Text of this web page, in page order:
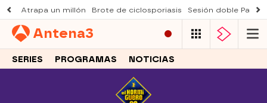
Atrapa un millón Brote de ciclosporiasis Sesión doble
Antena3
SERIES PROGRAMAS NOTICIAS